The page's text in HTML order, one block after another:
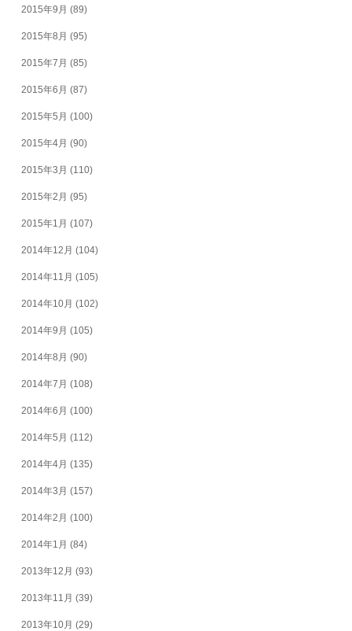
2015年9月 (89)
2015年8月 (95)
2015年7月 (85)
2015年6月 (87)
2015年5月 (100)
2015年4月 (90)
2015年3月 (110)
2015年2月 (95)
2015年1月 (107)
2014年12月 (104)
2014年11月 (105)
2014年10月 (102)
2014年9月 (105)
2014年8月 (90)
2014年7月 (108)
2014年6月 (100)
2014年5月 (112)
2014年4月 (135)
2014年3月 (157)
2014年2月 (100)
2014年1月 (84)
2013年12月 (93)
2013年11月 (39)
2013年10月 (29)